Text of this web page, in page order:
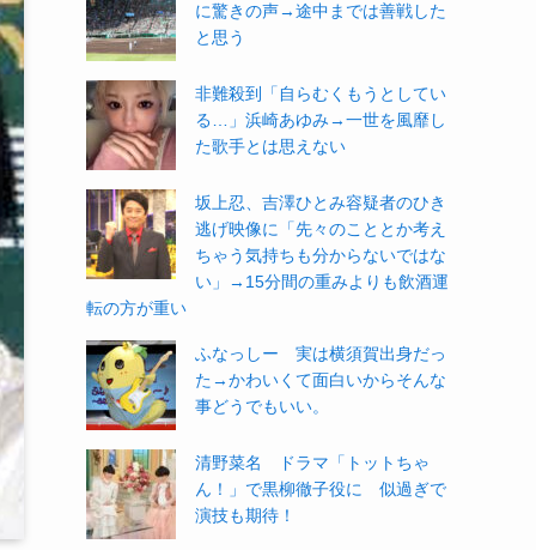
に驚きの声→途中までは善戦した
と思う
非難殺到「自らむくもうとしてい
る…」浜崎あゆみ→一世を風靡し
た歌手とは思えない
坂上忍、吉澤ひとみ容疑者のひき
逃げ映像に「先々のこととか考え
ちゃう気持ちも分からないではな
い」→15分間の重みよりも飲酒運
転の方が重い
ふなっしー 実は横須賀出身だっ
た→かわいくて面白いからそんな
事どうでもいい。
清野菜名 ドラマ「トットちゃ
ん！」で黒柳徹子役に 似過ぎで
演技も期待！